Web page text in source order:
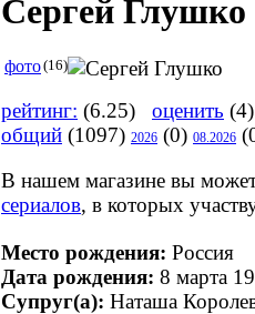
Сергей Глушко
фото(16)
рейтинг: (6.25) оценить
общий (1097) 2026 (0) 08.2026
В нашем магазине вы
сериалов, в которых
Место рождения: Россия
Дата рождения: 8 марта
Супруг(а): Наташа